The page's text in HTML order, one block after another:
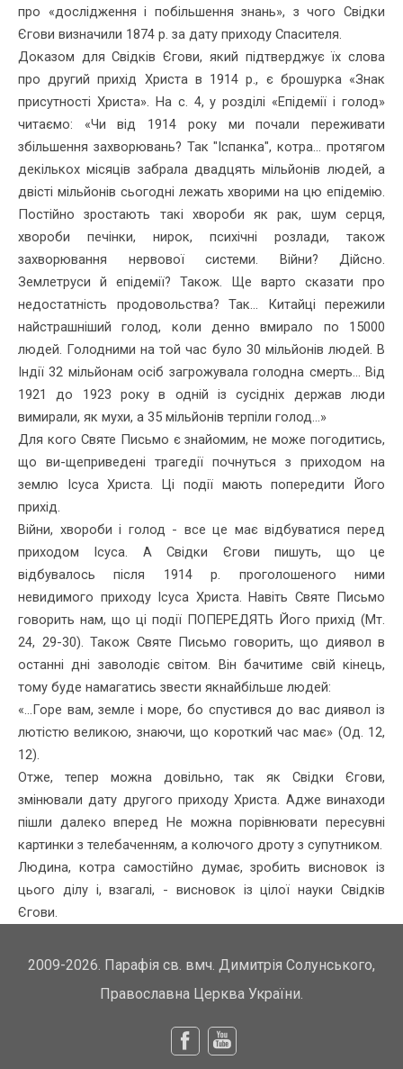
про «дослідження і побільшення знань», з чого Свідки
Єгови визначили 1874 р. за дату приходу Спасителя.
Доказом для Свідків Єгови, який підтверджує їх слова
про дру­гий прихід Христа в 1914 р., є брошурка «Знак
присутності Христа». На с. 4, у розділі «Епідемії і голод»
читаємо: «Чи від 1914 року ми почали переживати
збільшення захворювань? Так "Іспанка", котра... протягом
декількох місяців забрала двадцять мільйонів людей, а
двісті мільйонів сьогодні лежать хворими на цю епідемію.
Постійно зростають такі хвороби як рак, шум серця,
хвороби печінки, нирок, психічні розлади, також
захворювання нервової системи. Війни? Дійсно.
Землетруси й епідемії? Також. Ще варто сказати про
недос­татність продовольства? Так... Китайці пережили
найстрашніший голод, коли денно вмирало по 15000
людей. Голодними на той час було 30 мільйонів людей. В
Індії 32 мільйонам осіб загрожувала голодна смерть... Від
1921 до 1923 року в одній із сусідніх держав люди
вимирали, як мухи, а 35 мільйонів терпіли голод...»
Для кого Святе Письмо є знайомим, не може погодитись,
що ви-щеприведені трагедії почнуться з приходом на
землю Ісуса Христа. Ці події мають попередити Його
прихід.
Війни, хвороби і голод - все це має відбуватися перед
приходом Ісуса. А Свідки Єгови пишуть, що це
відбувалось після 1914 р. прого­лошеного ними
невидимого приходу Ісуса Христа. Навіть Святе Письмо
говорить нам, що ці події ПОПЕРЕДЯТЬ Його прихід (Мт.
24, 29-30). Також Святе Письмо говорить, що диявол в
останні дні заволодіє світом. Він бачитиме свій кінець,
тому буде намагатись звести якнайбільше людей:
«...Горе вам, земле і море, бо спустився до вас диявол із
лютістю великою, знаючи, що короткий час має» (Од. 12,
12).
Отже, тепер можна довільно, так як Свідки Єгови,
змінювали дату другого приходу Христа. Адже винаходи
пішли далеко вперед Не можна порівнювати пересувні
картинки з телебаченням, а колючого дроту з супутником.
Людина, котра самостійно думає, зробить висновок із
цього ділу і, взагалі, - висновок із цілої науки Свідків
Єгови.
2009-2026. Парафія св. вмч. Димитрія Солунського,
Православна Церква України.